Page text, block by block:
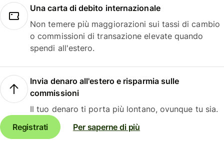
Una carta di debito internazionale
Non temere più maggiorazioni sui tassi di cambio
o commissioni di transazione elevate quando
spendi all'estero.
Invia denaro all'estero e risparmia sulle
commissioni
Il tuo denaro ti porta più lontano, ovunque tu sia.
Registrati
Per saperne di più